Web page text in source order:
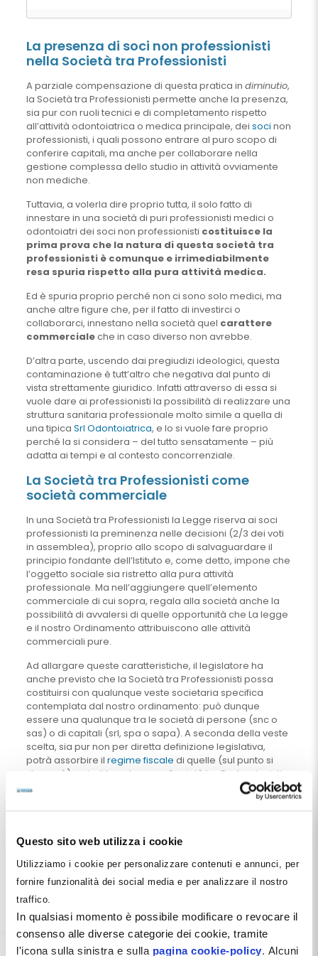
Questo sito web utilizza i cookie
Utilizziamo i cookie per personalizzare contenuti e annunci, per
fornire funzionalità dei social media e per analizzare il nostro
traffico.
In qualsiasi momento è possibile modificare o revocare il
consenso alle diverse categorie dei cookie, tramite
l'icona sulla sinistra e sulla pagina cookie-policy. Alcuni
La presenza di soci non professionisti
nella Società tra Professionisti
A parziale compensazione di questa pratica in diminutio,
la Società tra Professionisti permette anche la presenza,
sia pur con ruoli tecnici e di completamento rispetto
all’attività odontoiatrica o medica principale, dei soci non
professionisti, i quali possono entrare al puro scopo di
conferire capitali, ma anche per collaborare nella
gestione complessa dello studio in attività ovviamente
non mediche.
Tuttavia, a volerla dire proprio tutta, il solo fatto di
innestare in una società di puri professionisti medici o
odontoiatri dei soci non professionisti costituisce la
prima prova che la natura di questa società tra
professionisti è comunque e irrimediabilmente
resa spuria rispetto alla pura attività medica.
Ed è spuria proprio perché non ci sono solo medici, ma
anche altre figure che, per il fatto di investirci o
collaborarci, innestano nella società quel carattere
commercialeche in caso diverso non avrebbe.
D’altra parte, uscendo dai pregiudizi ideologici, questa
contaminazione è tutt’altro che negativa dal punto di
vista strettamente giuridico. Infatti attraverso di essa si
vuole dare ai professionisti la possibilità di realizzare una
struttura sanitaria professionale molto simile a quella di
una tipica Srl Odontoiatrica, e lo si vuole fare proprio
perché la si considera – del tutto sensatamente – più
adatta ai tempi e al contesto concorrenziale.
La Società tra Professionisti come
società commerciale
In una Società tra Professionisti la Legge riserva ai soci
professionisti la preminenza nelle decisioni (2/3 dei voti
in assemblea), proprio allo scopo di salvaguardare il
principio fondante dell’Istituto e, come detto, impone che
l’oggetto sociale sia ristretto alla pura attività
professionale. Ma nell’aggiungere quell’elemento
commerciale di cui sopra, regala alla società anche la
possibilità di avvalersi di quelle opportunità che La legge
e il nostro Ordinamento attribuiscono alle attività
commerciali pure.
Ad allargare queste caratteristiche, il legislatore ha
anche previsto che la Società tra Professionisti possa
costituirsi con qualunque veste societaria specifica
contemplata dal nostro ordinamento: può dunque
essere una qualunque tra le società di persone (snc o
sas) o di capitali (srl, spa o sapa). A seconda della veste
scelta, sia pur non per diretta definizione legislativa,
potrà assorbire il regime fiscale di quelle (sul punto si
ritornerà): quindi Ires+Irap
per Società tra Professionisti-
srl e
per la Società tra Professionisti-snc o la
di una chiara definizione legislativa, è stato proprio il
permesso, nelle pronunce giurisprudenziali e nelle
statuizioni regolamentari, emanate rispettivamente dalla
Cassazione e dall’Agenzia delle Entrate, di attrarre il
regime dei redditi di impresa nel suo alveo oppure di
permettere l’accesso ai Finanziamenti europei – e non
solo – dedicati alle imprese. E molto altro.